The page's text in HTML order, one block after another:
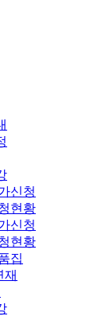
신청
현황
신청
현황
집
재